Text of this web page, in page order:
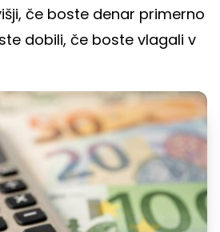
če boste denar primerno
dobili, če boste vlagali v